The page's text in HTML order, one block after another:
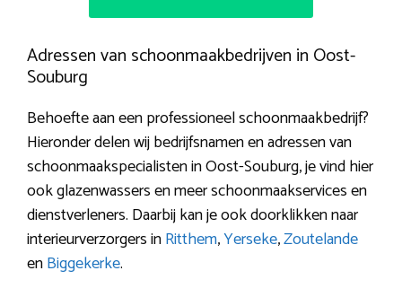
Adressen van schoonmaakbedrijven in Oost-
Souburg
Behoefte aan een professioneel schoonmaakbedrijf?
Hieronder delen wij bedrijfsnamen en adressen van
schoonmaakspecialisten in Oost-Souburg, je vind hier
ook glazenwassers en meer schoonmaakservices en
dienstverleners. Daarbij kan je ook doorklikken naar
interieurverzorgers inRitthem,Yerseke,Zoutelande
enBiggekerke.